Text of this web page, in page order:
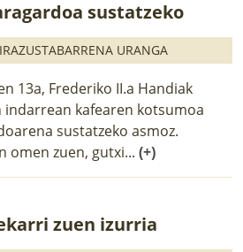
sustatzeko
URANGA
13a, Frederiko II.a Handiak
kafearen kotsumoa
sustatzeko asmoz.
omen zuen, gutxi... (+)
zuen izurria